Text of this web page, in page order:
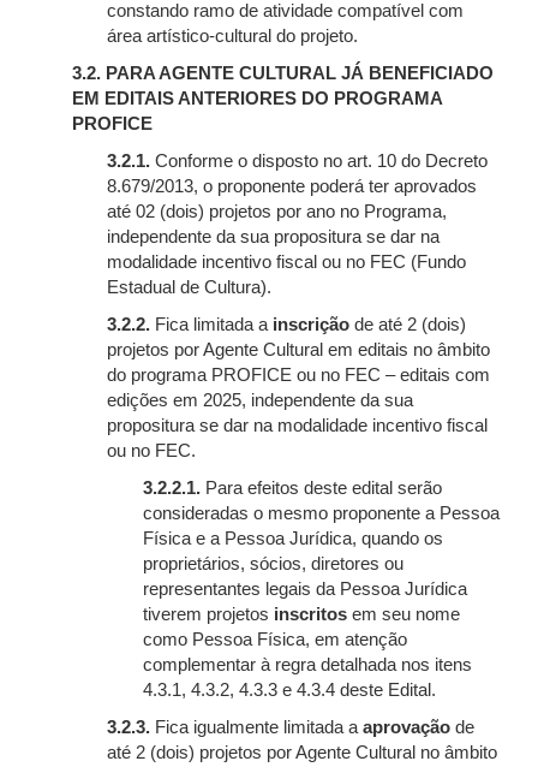
constando ramo de atividade compatível com
área artístico-cultural do projeto.
3.2. PARA AGENTE CULTURAL JÁ BENEFICIADO
EM EDITAIS ANTERIORES DO PROGRAMA
PROFICE
3.2.1. Conforme o disposto no art. 10 do Decreto
8.679/2013, o proponente poderá ter aprovados
até 02 (dois) projetos por ano no Programa,
independente da sua propositura se dar na
modalidade incentivo fiscal ou no FEC (Fundo
Estadual de Cultura).
3.2.2. Fica limitada a inscriçãode até 2 (dois)
projetos por Agente Cultural em editais no âmbito
do programa PROFICE ou no FEC – editais com
edições em 2025, independente da sua
propositura se dar na modalidade incentivo fiscal
ou no FEC.
3.2.2.1. Para efeitos deste edital serão
consideradas o mesmo proponente a Pessoa
Física e a Pessoa Jurídica, quando os
proprietários, sócios, diretores ou
representantes legais da Pessoa Jurídica
tiverem projetos inscritosem seu nome
como Pessoa Física, em atenção
complementar à regra detalhada nos itens
4.3.1, 4.3.2, 4.3.3 e 4.3.4 deste Edital.
3.2.3. Fica igualmente limitada aaprovaçãode
até 2 (dois) projetos por Agente Cultural no âmbito